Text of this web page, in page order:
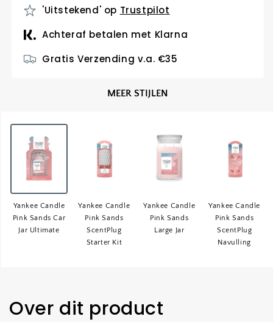
Yankee
Candle
Pink
Car
Yankee
Candle
Pink
Car
'Uitstekend' op Trustpilot
Achteraf betalen met Klarna
Gratis Verzending v.a. €35
MEER STIJLEN
Yankee Candle
Pink Sands Car
Jar Ultimate
Yankee Candle
Pink Sands
ScentPlug
Starter Kit
Yankee Candle
Pink Sands
Large Jar
Yankee Candle
Pink Sands
ScentPlug
Navulling
Over dit product